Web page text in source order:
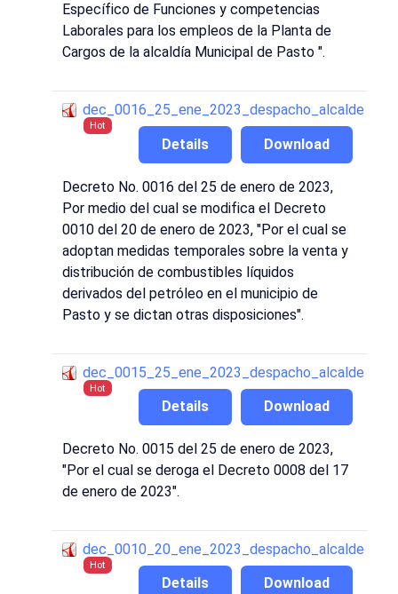
Específico de Funciones y competencias
Laborales para los empleos de la Planta de
Cargos de la alcaldía Municipal de Pasto ".
dec_0016_25_ene_2023_despacho_alcalde
Hot
Download
Details
Decreto No. 0016 del 25 de enero de 2023,
Por medio del cual se modifica el Decreto
0010 del 20 de enero de 2023, "Por el cual se
adoptan medidas temporales sobre la venta y
distribución de combustibles líquidos
derivados del petróleo en el municipio de
Pasto y se dictan otras disposiciones".
dec_0015_25_ene_2023_despacho_alcalde
Hot
Download
Details
Decreto No. 0015 del 25 de enero de 2023,
"Por el cual se deroga el Decreto 0008 del 17
de enero de 2023".
dec_0010_20_ene_2023_despacho_alcalde
Hot
Download
Details